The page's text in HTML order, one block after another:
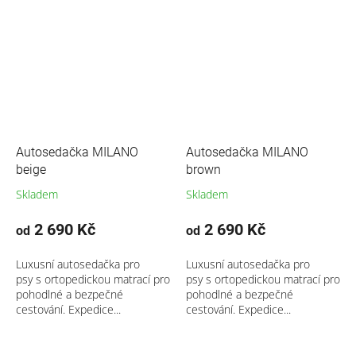
Autosedačka MILANO
beige
Skladem
od 2 690 Kč
Luxusní autosedačka pro
psy s ortopedickou matrací pro
pohodlné a bezpečné
cestování. Expedice...
Autosedačka MILANO
brown
Skladem
od 2 690 Kč
Luxusní autosedačka pro
psy s ortopedickou matrací pro
pohodlné a bezpečné
cestování. Expedice...